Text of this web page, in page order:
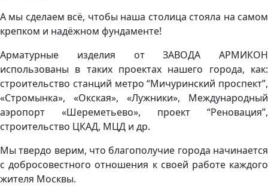
А мы сделаем всё, чтобы наша столица стояла на самом
крепком и надёжном фундаменте!
Арматурные изделия от ЗАВОДА АРМИКОН
использованы в таких проектах нашего города, как:
строительство станций метро “Мичуринский проспект”,
«Стромынка», «Окская», «Лужники», Международный
аэропорт «Шереметьево», проект “Реновация”,
строительство ЦКАД, МЦД и др.
Мы твердо верим, что благополучие города начинается
с добросовестного отношения к своей работе каждого
жителя Москвы.